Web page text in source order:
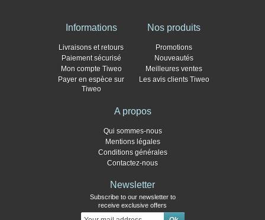
Informations
Livraisons et retours
Paiement sécurisé
Mon compte Tiweo
Payer en espèce sur
Tiweo
Nos produits
Promotions
Nouveautés
Meilleures ventes
Les avis clients Tiweo
A propos
Qui sommes-nous
Mentions légales
Conditions générales
Contactez-nous
Newsletter
Subscribe to our newsletter to
receive exclusive offers